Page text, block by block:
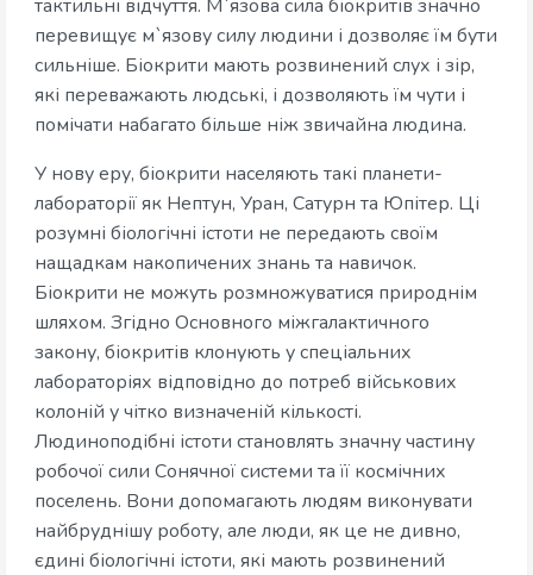
тактильні відчуття. М`язова сила біокритів значно
перевищує м`язову силу людини і дозволяє їм бути
сильніше. Біокрити мають розвинений слух і зір,
які переважають людські, і дозволяють їм чути і
помічати набагато більше ніж звичайна людина.
У нову еру, біокрити населяють такі планети-
лабораторії як Нептун, Уран, Сатурн та Юпітер. Ці
розумні біологічні істоти не передають своїм
нащадкам накопичених знань та навичок.
Біокрити не можуть розмножуватися природнім
шляхом. Згідно Основного міжгалактичного
закону, біокритів клонують у спеціальних
лабораторіях відповідно до потреб військових
колоній у чітко визначеній кількості.
Людиноподібні істоти становлять значну частину
робочої сили Сонячної системи та її космічних
поселень. Вони допомагають людям виконувати
найбруднішу роботу, але люди, як це не дивно,
єдині біологічні істоти, які мають розвинений